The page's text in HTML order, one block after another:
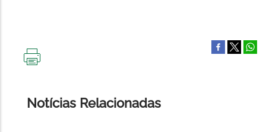
Notícias Relacionadas